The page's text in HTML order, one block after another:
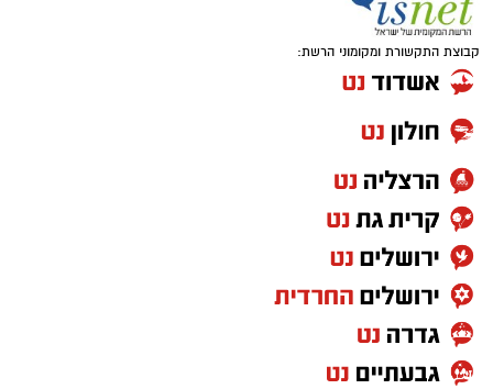
קבוצת התקשורת ומקומוני הרשת: